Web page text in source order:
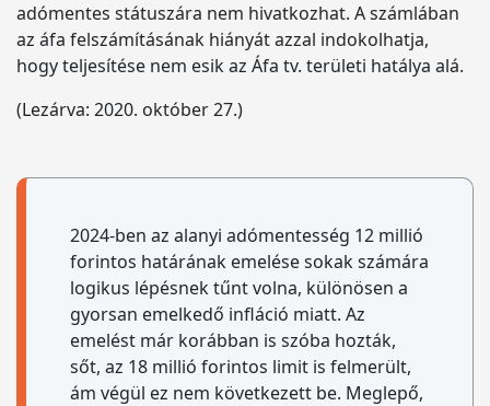
adómentes státuszára nem hivatkozhat. A számlában
az áfa felszámításának hiányát azzal indokolhatja,
hogy teljesítése nem esik az Áfa tv. területi hatálya alá.
(Lezárva: 2020. október 27.)
2024-ben az alanyi adómentesség 12 millió
forintos határának emelése sokak számára
logikus lépésnek tűnt volna, különösen a
gyorsan emelkedő infláció miatt. Az
emelést már korábban is szóba hozták,
sőt, az 18 millió forintos limit is felmerült,
ám végül ez nem következett be. Meglepő,